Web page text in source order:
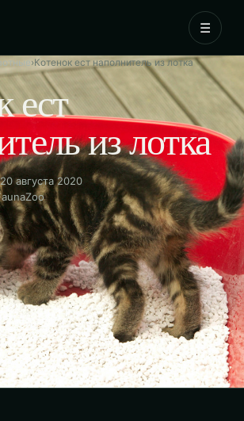
☰
›Котенок ест наполнитель из лотка
ест
из лотка
20 августа 2020